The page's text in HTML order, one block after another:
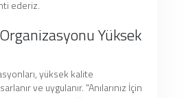
ederiz.
Organizasyonu Yüksek
yüksek kalite
ve uygulanır. "Anılarınız İçin